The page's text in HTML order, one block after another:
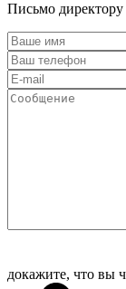
Письмо директору
докажите, что вы